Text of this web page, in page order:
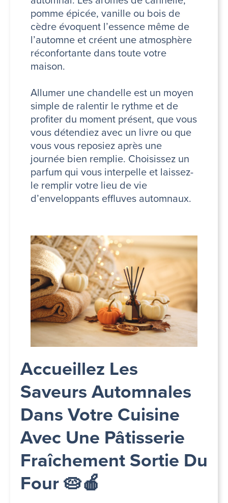
pomme épicée, vanille ou bois de
cèdre évoquent l’essence même de
l’automne et créent une atmosphère
réconfortante dans toute votre
maison.
Allumer une chandelle est un moyen
simple de ralentir le rythme et de
profiter du moment présent, que vous
vous détendiez avec un livre ou que
vous vous reposiez après une
journée bien remplie. Choisissez un
parfum qui vous interpelle et laissez-
le remplir votre lieu de vie
d’enveloppants effluves automnaux.
Accueillez Les
Saveurs Automnales
Dans Votre Cuisine
Avec Une Pâtisserie
Fraîchement Sortie Du
Four 🥧🍎